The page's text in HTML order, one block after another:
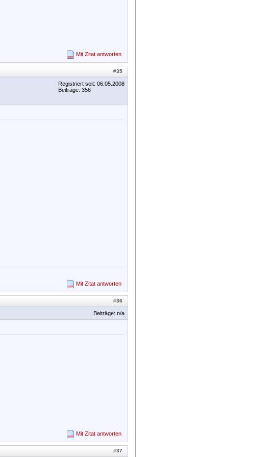
Mit Zitat antworten
#35
Registriert seit: 06.05.2008
Beiträge: 356
Mit Zitat antworten
#36
Beiträge: n/a
Mit Zitat antworten
#37